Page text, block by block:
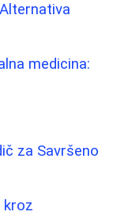
medicina:
za Savršeno
kroz